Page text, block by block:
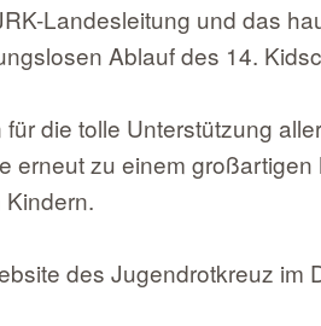
Landesleitung und das
Ablauf des 14.
die tolle Unterstützung
erneut zu einem großartigen
des Jugendrotkreuz im